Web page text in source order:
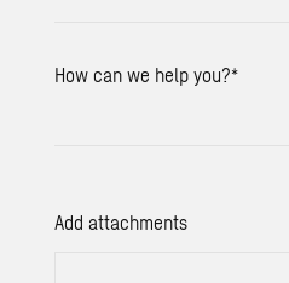
How can we help you?*
Add attachments